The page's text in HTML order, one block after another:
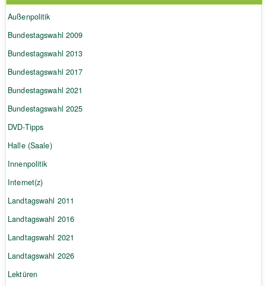
Außenpolitik
Bundestagswahl 2009
Bundestagswahl 2013
Bundestagswahl 2017
Bundestagswahl 2021
Bundestagswahl 2025
DVD-Tipps
Halle (Saale)
Innenpolitik
Internet(z)
Landtagswahl 2011
Landtagswahl 2016
Landtagswahl 2021
Landtagswahl 2026
Lektüren